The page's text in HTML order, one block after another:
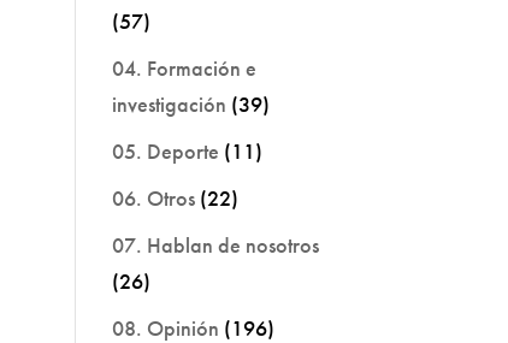
(57)
04. Formación e
investigación (39)
05. Deporte (11)
06. Otros (22)
07. Hablan de nosotros
(26)
08. Opinión (196)